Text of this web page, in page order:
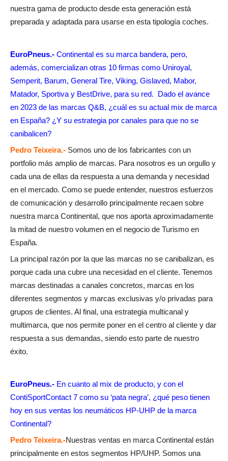
nuestra gama de producto desde esta generación está
preparada y adaptada para usarse en esta tipología coches.
EuroPneus.- Continental es su marca bandera, pero,
además, comercializan otras 10 firmas como Uniroyal,
Semperit, Barum, General Tire, Viking, Gislaved, Mabor,
Matador, Sportiva y BestDrive, para su red. Dado el avance
en 2023 de las marcas Q&B, ¿cuál es su actual mix de marca
en España? ¿Y su estrategia por canales para que no se
canibalicen?
Pedro Teixeira.- Somos uno de los fabricantes con un
portfolio más amplio de marcas. Para nosotros es un orgullo y
cada una de ellas da respuesta a una demanda y necesidad
en el mercado. Como se puede entender, nuestros esfuerzos
de comunicación y desarrollo principalmente recaen sobre
nuestra marca Continental, que nos aporta aproximadamente
la mitad de nuestro volumen en el negocio de Turismo en
España.
La principal razón por la que las marcas no se canibalizan, es
porque cada una cubre una necesidad en el cliente. Tenemos
marcas destinadas a canales concretos, marcas en los
diferentes segmentos y marcas exclusivas y/o privadas para
grupos de clientes. Al final, una estrategia multicanal y
multimarca, que nos permite poner en el centro al cliente y dar
respuesta a sus demandas, siendo esto parte de nuestro
éxito.
EuroPneus.- En cuanto al mix de producto, y con el
ContiSportContact 7 como su ‘pata negra’, ¿qué peso tienen
hoy en sus ventas los neumáticos HP-UHP de la marca
Continental?
Pedro Teixeira.-Nuestras ventas en marca Continental están
principalmente en estos segmentos HP/UHP. Somos una